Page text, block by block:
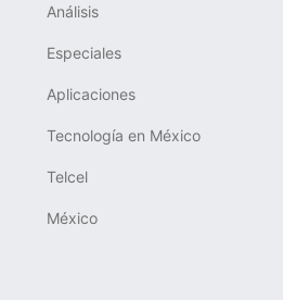
Análisis
Especiales
Aplicaciones
Tecnología en México
Telcel
México